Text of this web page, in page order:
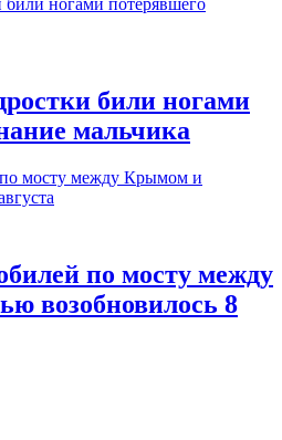
били ногами
мальчика
по мосту между
возобновилось 8